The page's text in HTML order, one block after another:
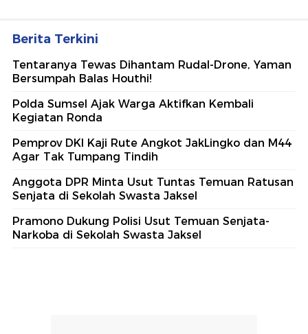
Berita Terkini
Tentaranya Tewas Dihantam Rudal-Drone, Yaman
Bersumpah Balas Houthi!
Polda Sumsel Ajak Warga Aktifkan Kembali
Kegiatan Ronda
Pemprov DKI Kaji Rute Angkot JakLingko dan M44
Agar Tak Tumpang Tindih
Anggota DPR Minta Usut Tuntas Temuan Ratusan
Senjata di Sekolah Swasta Jaksel
Pramono Dukung Polisi Usut Temuan Senjata-
Narkoba di Sekolah Swasta Jaksel